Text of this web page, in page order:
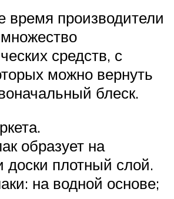
время производители
средств, с
можно вернуть
блеск.
образует на
доски плотный слой.
на водной основе;